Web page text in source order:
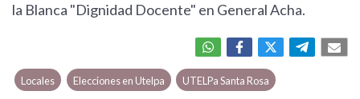
la Blanca "Dignidad Docente" en General Acha.
Locales Elecciones en Utelpa UTELPa Santa Rosa